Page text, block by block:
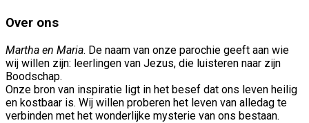
Over ons
Martha en Maria. De naam van onze parochie geeft aan wie
wij willen zijn: leerlingen van Jezus, die luisteren naar zijn
Boodschap.
Onze bron van inspiratie ligt in het besef dat ons leven heilig
en kostbaar is. Wij willen proberen het leven van alledag te
verbinden met het wonderlijke mysterie van ons bestaan.